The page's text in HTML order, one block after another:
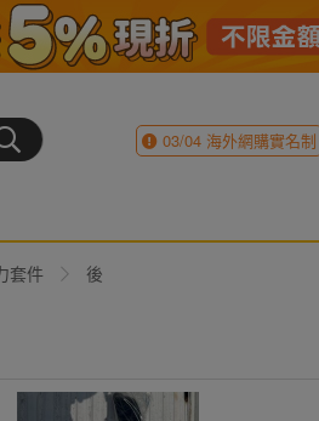
03/04海外網購實名制
套件 後